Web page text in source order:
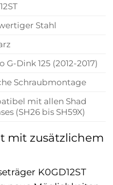
Stahl
G-Dink 125 (2012-2017)
Schraubmontage
mit allen Shad
(SH26 bis SH59X)
mit zusätzlichem
K0GD12ST